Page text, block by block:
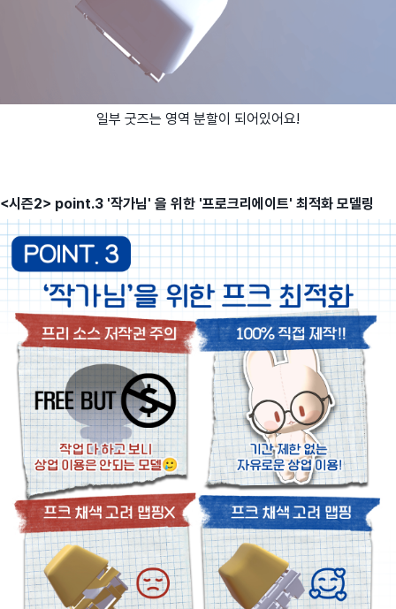
일부 굿즈는 영역 분할이 되어있어요!
<시즌2> point.3 '작가님' 을 위한 '프로크리에이트' 최적화 모델링